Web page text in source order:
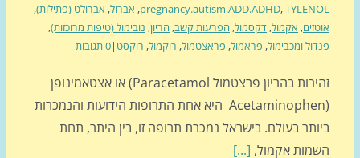
pregnancy.autism.ADD.ADHD,
,אברול,אברולט (פתילות),
אקמול,דקסמול,הפרעות קשב,הריון,נובימול (טיפות מרוכזות),
ומכבימול,פראמול,פראצטמול,רוקמול,רוקסט|0 תגובות
זהירות בהריון פרצטמול Paracetamol) או אצטאמינופן
(Acetaminophen היא אחת התרופות הידועות והנמכרות
בעולם. בישראל נמכרת תרופה זו, בין היתר, תחת
אקמול,[...]